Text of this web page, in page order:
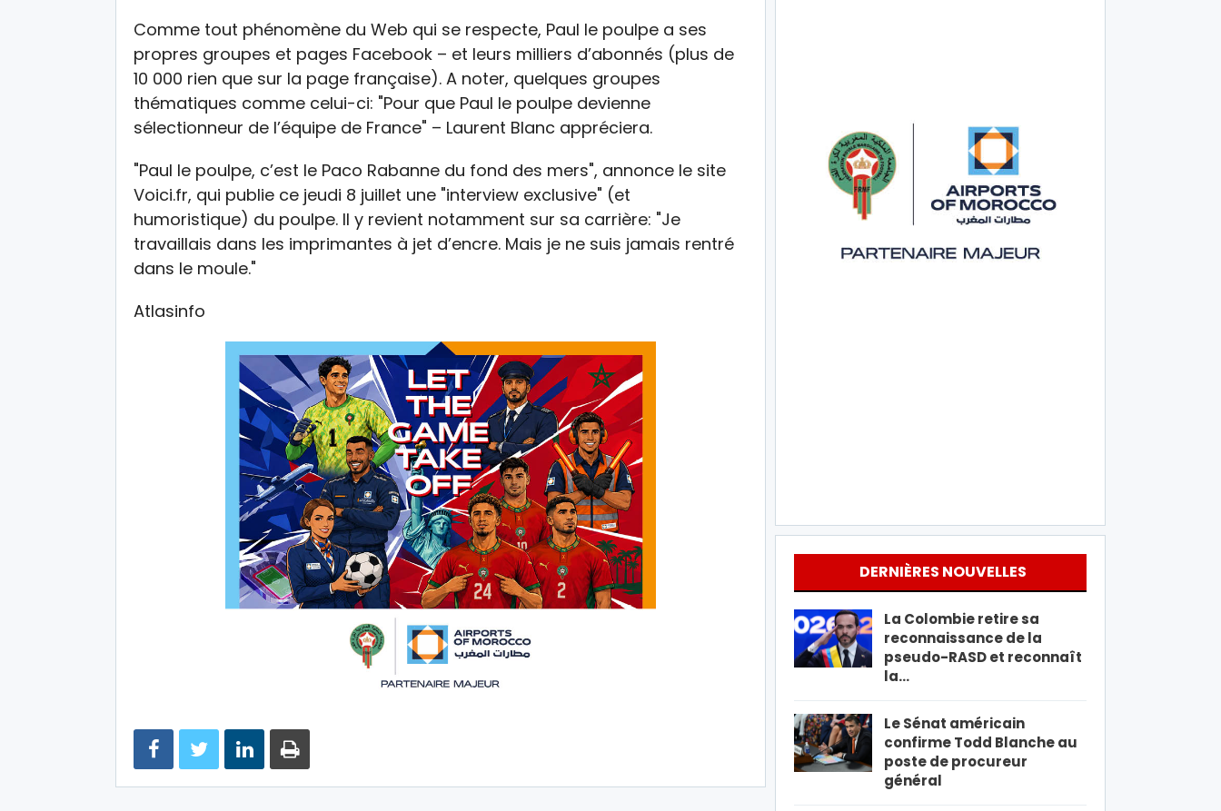
Comme tout phénomène du Web qui se respecte, Paul le poulpe a ses
propres groupes et pages Facebook – et leurs milliers d’abonnés (plus de
10 000 rien que sur la page française). A noter, quelques groupes
thématiques comme celui-ci: "Pour que Paul le poulpe devienne
sélectionneur de l’équipe de France" – Laurent Blanc appréciera.
"Paul le poulpe, c’est le Paco Rabanne du fond des mers", annonce le site
Voici.fr, qui publie ce jeudi 8 juillet une "interview exclusive" (et
humoristique) du poulpe. Il y revient notamment sur sa carrière: "Je
travaillais dans les imprimantes à jet d’encre. Mais je ne suis jamais rentré
dans le moule."
Atlasinfo
DERNIÈRES NOUVELLES
La Colombie retire sa
reconnaissance de la
pseudo-RASD et reconnaît
la…
Le Sénat américain
confirme Todd Blanche au
poste de procureur
général